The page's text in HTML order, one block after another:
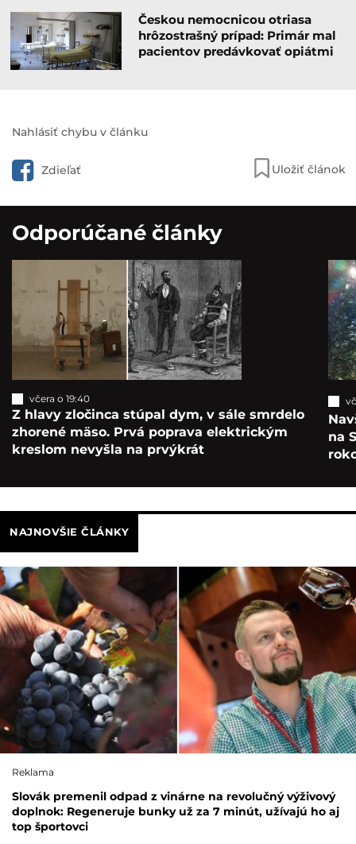
Českou nemocnicou otriasa
hrôzostrašný prípad: Primár mal
pacientov predávkovať opiátmi
Nahlásiť chybu v článku
Zdieľať Uložiť článok
Odporúčané články
včera o 19:40
Z hlavy zločinca stúpal dym, v sále smrdelo
zhorené mäso. Prvá poprava elektrickým
kreslom nevyšla na prvýkrát
na
NAJNOVŠIE ČLÁNKY
Reklama
Slovák premenil odpad z vinárne na revolučný výživový
doplnok: Regeneruje bunky už za 7 minút, užívajú ho aj
top športovci